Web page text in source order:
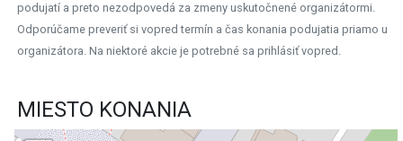
podujatí a preto nezodpovedá za zmeny uskutočnené organizátormi.
Odporúčame preveriť si vopred termín a čas konania podujatia priamo u
organizátora. Na niektoré akcie je potrebné sa prihlásiť vopred.
MIESTO KONANIA